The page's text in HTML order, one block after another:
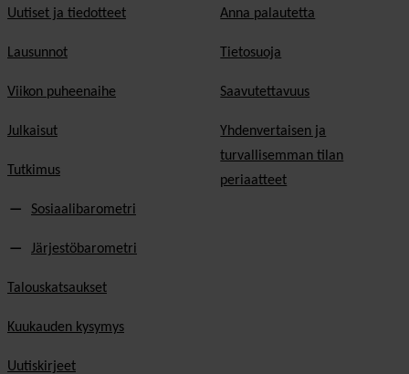
Uutiset ja tiedotteet
Lausunnot
Viikon puheenaihe
Julkaisut
Tutkimus
Sosiaalibarometri
Järjestöbarometri
Talouskatsaukset
Kuukauden kysymys
Uutiskirjeet
Anna palautetta
Tietosuoja
Saavutettavuus
Yhdenvertaisen ja
turvallisemman tilan
periaatteet